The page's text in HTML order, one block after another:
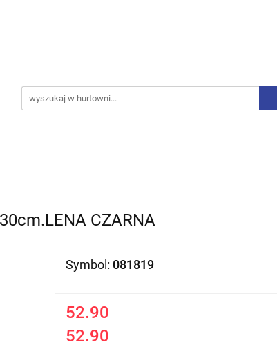
CZARNA
Symbol: 081819
52.90
52.90